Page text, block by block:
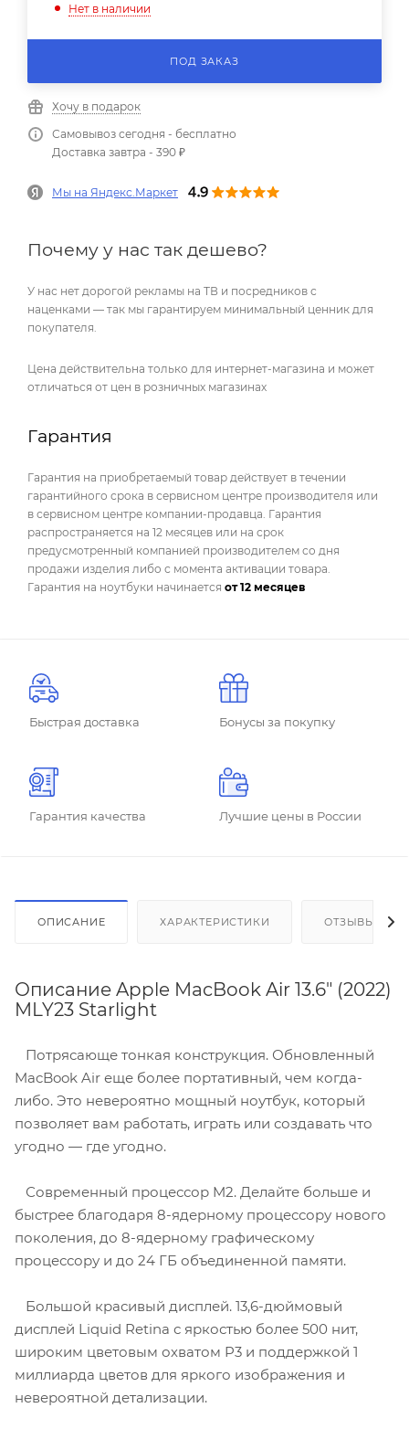
Нет в наличии
ПОД ЗАКАЗ
Хочу в подарок
Самовывоз сегодня - бесплатно
Доставка завтра - 390 ₽
Мы на Яндекс.Маркет
Почему у нас так дешево?
У нас нет дорогой рекламы на ТВ и посредников с
наценками — так мы гарантируем минимальный ценник для
покупателя.
Цена действительна только для интернет-магазина и может
отличаться от цен в розничных магазинах
Гарантия
Гарантия на приобретаемый товар действует в течении
гарантийного срока в сервисном центре производителя или
в сервисном центре компании-продавца. Гарантия
распространяется на 12 месяцев или на срок
предусмотренный компанией производителем со дня
продажи изделия либо с момента активации товара.
Гарантия на ноутбуки начинается от 12 месяцев
Быстрая доставка Бонусы за покупку
Гарантия качества Лучшие цены в России
ОПИСАНИЕ ХАРАКТЕРИСТИКИ ОТЗЫВЫ
Описание Apple MacBook Air 13.6" (2022)
MLY23 Starlight
Потрясающе тонкая конструкция. Обновленный
MacBook Air еще более портативный, чем когда-
либо. Это невероятно мощный ноутбук, который
позволяет вам работать, играть или создавать что
угодно — где угодно.
Современный процессор M2. Делайте больше и
быстрее благодаря 8-ядерному процессору нового
поколения, до 8-ядерному графическому
процессору и до 24 ГБ объединенной памяти.
Большой красивый дисплей. 13,6-дюймовый
дисплей Liquid Retina с яркостью более 500 нит,
широким цветовым охватом P3 и поддержкой 1
миллиарда цветов для яркого изображения и
невероятной детализации.